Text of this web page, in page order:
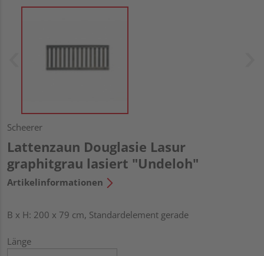
Scheerer
Lattenzaun Douglasie Lasur
graphitgrau lasiert "Undeloh"
Artikelinformationen
B x H: 200 x 79 cm, Standardelement gerade
Länge